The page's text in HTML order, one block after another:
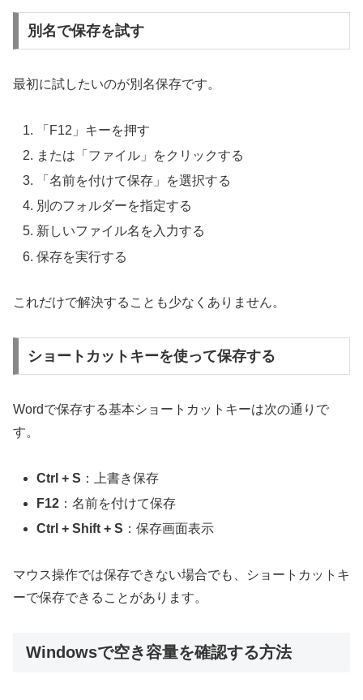
別名で保存を試す
最初に試したいのが別名保存です。
「F12」キーを押す
または「ファイル」をクリックする
「名前を付けて保存」を選択する
別のフォルダーを指定する
新しいファイル名を入力する
保存を実行する
これだけで解決することも少なくありません。
ショートカットキーを使って保存する
Wordで保存する基本ショートカットキーは次の通りで
す。
Ctrl + S ：上書き保存
F12 ：名前を付けて保存
Ctrl + Shift + S ：保存画面表示
マウス操作では保存できない場合でも、ショートカットキ
ーで保存できることがあります。
Windowsで空き容量を確認する方法